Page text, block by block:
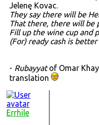
Jelenę Kovac.
They say there will be
That there, there will be
Fill up the wine cup and
(For) ready cash is
- Rubayyatof Omar
translation
Errhile